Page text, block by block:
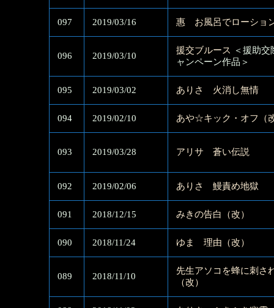
097 2019/03/16 惠 お風呂でローショ
096 2019/03/10
援交ブルース
＜援助交
ャンペーン作品＞
095 2019/03/02 ありさ 火消し無情
094 2019/02/10 あや☆キック・オフ（
093 2019/03/28 アリサ 蒼い伝説
092 2019/02/06 ありさ 鰻責め地獄
091 2018/12/15 みきの告白（改）
090 2018/11/24 ゆま 理由（改）
089 2018/11/10
先生アソコを蜂に刺さ
（改）